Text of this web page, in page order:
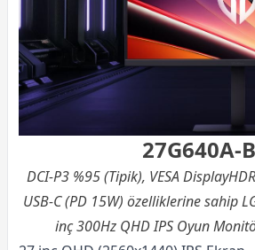
27G640A-B
DCI-P3 %95 (Tipik), VESA
USB-C (PD 15W) özelliklerine sahip
inç 300Hz QHD IPS Oyun